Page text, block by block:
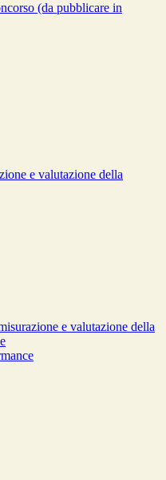
(da pubblicare in
e valutazione della
e valutazione della